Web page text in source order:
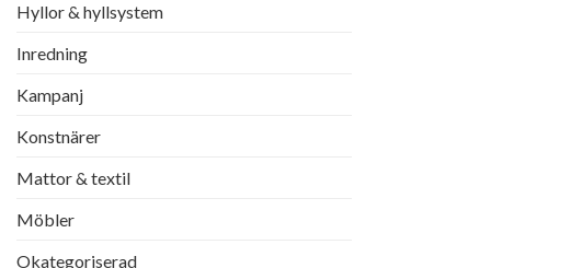
Hyllor & hyllsystem
Inredning
Kampanj
Konstnärer
Mattor & textil
Möbler
Okategoriserad